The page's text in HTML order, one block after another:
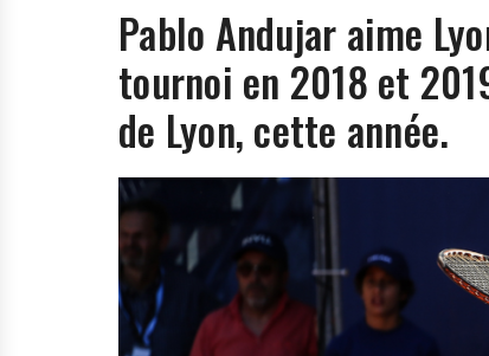
Pablo Andujar aime
tournoi en 2018 et
de Lyon, cette année.